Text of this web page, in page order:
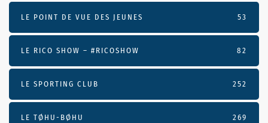
LE POINT DE VUE DES JEUNES 53
LE RICO SHOW – #RICOSHOW 82
LE SPORTING CLUB 252
LE TØHU-BØHU 269